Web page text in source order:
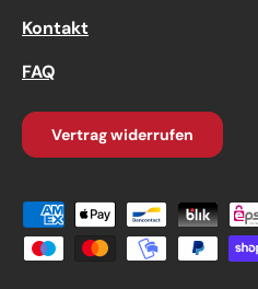
Kontakt
FAQ
Vertrag widerrufen
Zahlungsmethoden